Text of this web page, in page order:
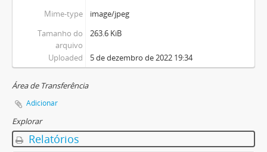
Mime-type
image/jpeg
Tamanho do
arquivo
263.6 KiB
Uploaded 5 de dezembro de 2022 19:34
Área de Transferência
Adicionar
Explorar
Relatórios